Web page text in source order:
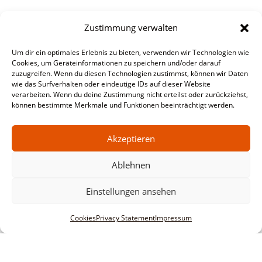
Zustimmung verwalten
Um dir ein optimales Erlebnis zu bieten, verwenden wir Technologien wie
Cookies, um Geräteinformationen zu speichern und/oder darauf
zuzugreifen. Wenn du diesen Technologien zustimmst, können wir Daten
wie das Surfverhalten oder eindeutige IDs auf dieser Website
verarbeiten. Wenn du deine Zustimmung nicht erteilst oder zurückziehst,
können bestimmte Merkmale und Funktionen beeinträchtigt werden.
Akzeptieren
Ablehnen
Einstellungen ansehen
CookiesPrivacy StatementImpressum